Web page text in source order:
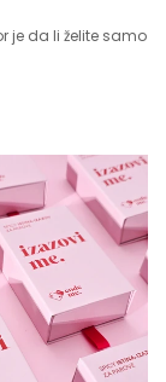
je da li želite samo